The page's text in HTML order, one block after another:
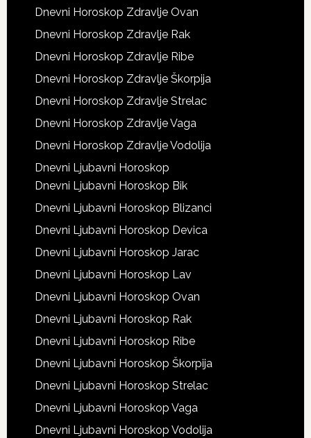
Dnevni Horoskop Zdravlje Ovan
Dnevni Horoskop Zdravlje Rak
Dnevni Horoskop Zdravlje Ribe
Dnevni Horoskop Zdravlje Škorpija
Dnevni Horoskop Zdravlje Strelac
Dnevni Horoskop Zdravlje Vaga
Dnevni Horoskop Zdravlje Vodolija
Dnevni Ljubavni Horoskop
Dnevni Ljubavni Horoskop Bik
Dnevni Ljubavni Horoskop Blizanci
Dnevni Ljubavni Horoskop Devica
Dnevni Ljubavni Horoskop Jarac
Dnevni Ljubavni Horoskop Lav
Dnevni Ljubavni Horoskop Ovan
Dnevni Ljubavni Horoskop Rak
Dnevni Ljubavni Horoskop Ribe
Dnevni Ljubavni Horoskop Škorpija
Dnevni Ljubavni Horoskop Strelac
Dnevni Ljubavni Horoskop Vaga
Dnevni Ljubavni Horoskop Vodolija